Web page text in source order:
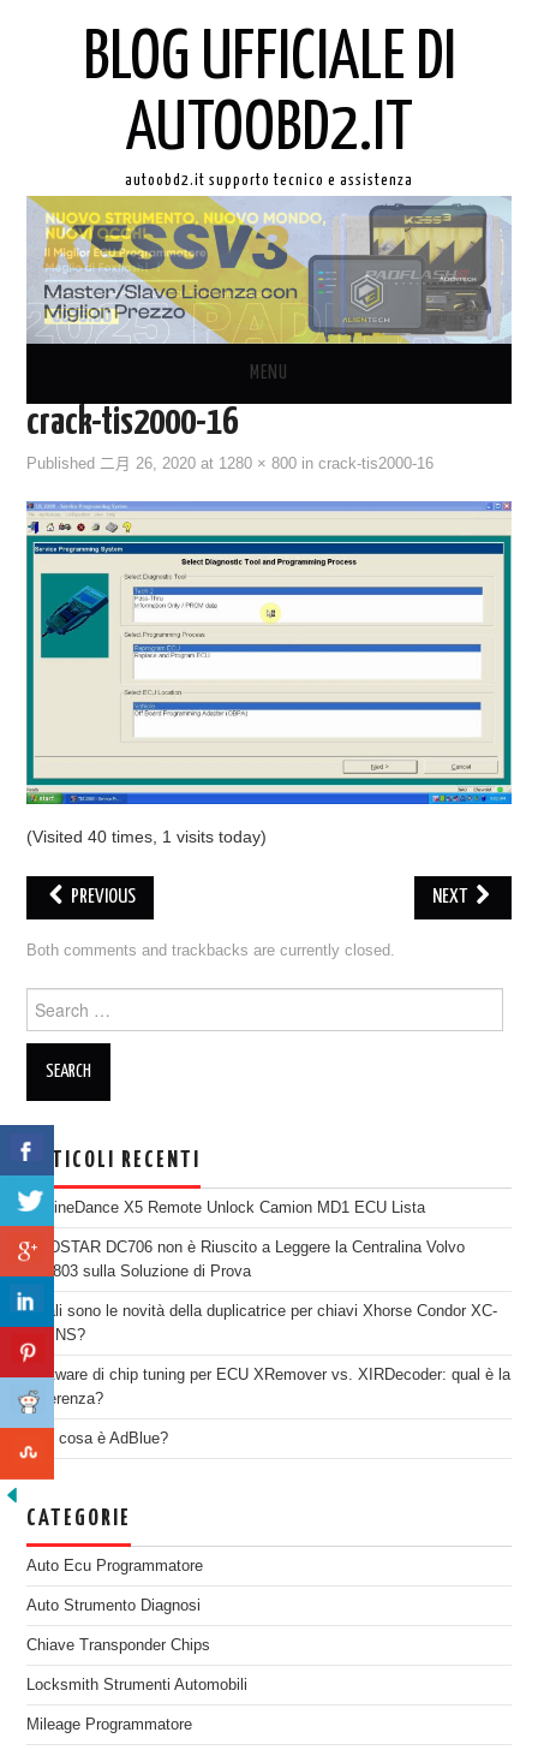
BLOG UFFICIALE DI
AUTOOBD2.IT
autoobd2.it supporto tecnico e assistenza
MENU
ORIGINALE LAUNCH X431
ECU PROGRAMMATORE
KEY CUTTING MACHINE
ORIGINALE OBDSTAR
ALIENTECH KESS V3
XHORSE VVDI
crack-tis2000-16
Published二月 26, 2020 at 1280 × 800 incrack-tis2000-16
(Visited 40 times, 1 visits today)
PREVIOUS NEXT
Both comments and trackbacks are currently closed.
Search for:
ARTICOLI RECENTI
EngineDance X5 Remote Unlock Camion MD1 ECU Lista
OBDSTAR DC706 non è Riuscito a Leggere la Centralina Volvo
SID803 sulla Soluzione di Prova
Quali sono le novità della duplicatrice per chiavi Xhorse Condor XC-
TWINS?
Software di chip tuning per ECU XRemover vs. XIRDecoder: qual è la
differenza?
Che cosa è AdBlue?
CATEGORIE
Auto Ecu Programmatore
Auto Strumento Diagnosi
Chiave Transponder Chips
Locksmith Strumenti Automobili
Mileage Programmatore